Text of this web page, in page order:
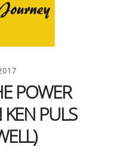
POWER
KEN PULS